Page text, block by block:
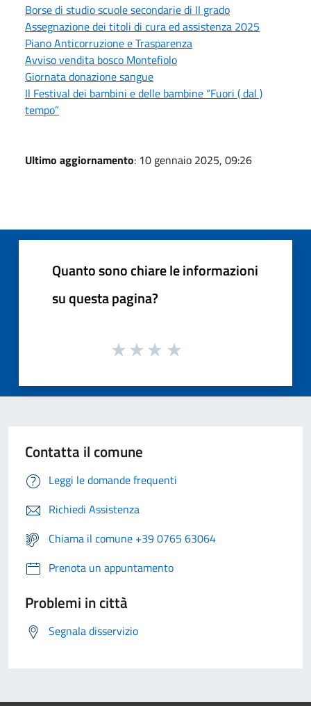
Borse di studio scuole secondarie di II grado
Assegnazione dei titoli di cura ed assistenza 2025
Piano Anticorruzione e Trasparenza
Avviso vendita bosco Montefiolo
Giornata donazione sangue
Il Festival dei bambini e delle bambine “Fuori ( dal )
tempo”
Ultimo aggiornamento: 10 gennaio 2025, 09:26
Quanto sono chiare le informazioni
su questa pagina?
Contatta il comune
Leggi le domande frequenti
Richiedi Assistenza
Chiama il comune +39 0765 63064
Prenota un appuntamento
Problemi in città
Segnala disservizio